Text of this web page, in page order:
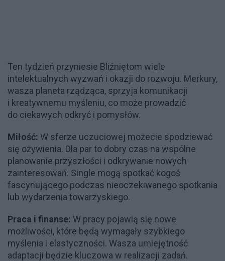
Ten tydzień przyniesie Bliźniętom wiele
intelektualnych wyzwań i okazji do rozwoju. Merkury,
wasza planeta rządząca, sprzyja komunikacji
i kreatywnemu myśleniu, co może prowadzić
do ciekawych odkryć i pomysłów.
Miłość: W sferze uczuciowej możecie spodziewać
się ożywienia. Dla par to dobry czas na wspólne
planowanie przyszłości i odkrywanie nowych
zainteresowań. Single mogą spotkać kogoś
fascynującego podczas nieoczekiwanego spotkania
lub wydarzenia towarzyskiego.
Praca i finanse: W pracy pojawią się nowe
możliwości, które będą wymagały szybkiego
myślenia i elastyczności. Wasza umiejętność
adaptacji będzie kluczowa w realizacji zadań.